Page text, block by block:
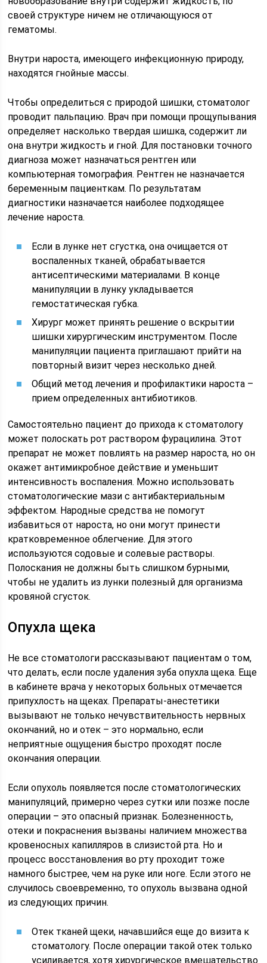
своей структуре ничем не отличающуюся от
гематомы.
Внутри нароста, имеющего инфекционную природу,
находятся гнойные массы.
Чтобы определиться с природой шишки, стоматолог
проводит пальпацию. Врач при помощи прощупывания
определяет насколько твердая шишка, содержит ли
она внутри жидкость и гной. Для постановки точного
диагноза может назначаться рентген или
компьютерная томография. Рентген не назначается
беременным пациенткам. По результатам
диагностики назначается наиболее подходящее
лечение нароста.
Если в лунке нет сгустка, она очищается от
воспаленных тканей, обрабатывается
антисептическими материалами. В конце
манипуляции в лунку укладывается
гемостатическая губка.
Хирург может принять решение о вскрытии
шишки хирургическим инструментом. После
манипуляции пациента приглашают прийти на
повторный визит через несколько дней.
Общий метод лечения и профилактики нароста –
прием определенных антибиотиков.
Самостоятельно пациент до прихода к стоматологу
может полоскать рот раствором фурацилина. Этот
препарат не может повлиять на размер нароста, но он
окажет антимикробное действие и уменьшит
интенсивность воспаления. Можно использовать
стоматологические мази с антибактериальным
эффектом. Народные средства не помогут
избавиться от нароста, но они могут принести
кратковременное облегчение. Для этого
используются содовые и солевые растворы.
Полоскания не должны быть слишком бурными,
чтобы не удалить из лунки полезный для организма
кровяной сгусток.
Опухла щека
Не все стоматологи рассказывают пациентам о том,
что делать, если после удаления зуба опухла щека. Еще
в кабинете врача у некоторых больных отмечается
припухлость на щеках. Препараты-анестетики
вызывают не только нечувствительность нервных
окончаний, но и отек – это нормально, если
неприятные ощущения быстро проходят после
окончания операции.
Если опухоль появляется после стоматологических
манипуляций, примерно через сутки или позже после
операции – это опасный признак. Болезненность,
отеки и покраснения вызваны наличием множества
кровеносных капилляров в слизистой рта. Но и
процесс восстановления во рту проходит тоже
намного быстрее, чем на руке или ноге. Если этого не
случилось своевременно, то опухоль вызвана одной
из следующих причин.
Отек тканей щеки, начавшийся еще до визита к
стоматологу. После операции такой отек только
усиливается, хотя хирургическое вмешательство